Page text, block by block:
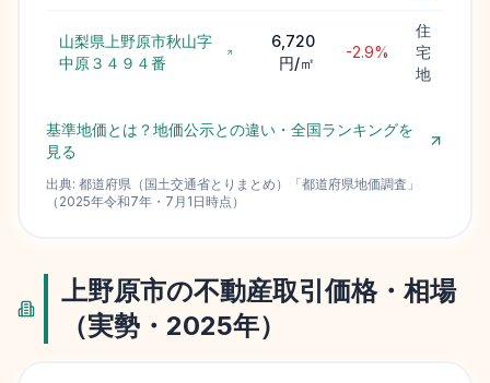
山梨県上野原市秋山字
中原３４９４番
6,720
円/㎡
-2.9%
住
宅
地
基準地価とは？地価公示との違い・全国ランキングを
見る
出典: 都道府県（国土交通省とりまとめ） 「都道府県地価調査 」
（ 2025年令和7年 ・ 7月1日時点）
上野原市の不動産取引価格・相場
（実勢・ 2025年）